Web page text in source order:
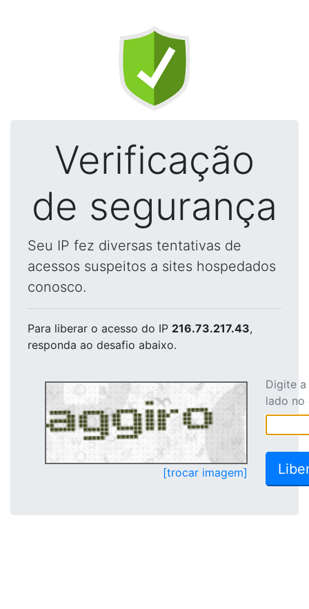
Verificação
de segurança
Seu IP fez diversas tentativas de
acessos suspeitos a sites hospedados
conosco.
Para liberar o acesso do IP 216.73.217.43,
responda ao desafio abaixo.
[trocar imagem]
Digite
lado no